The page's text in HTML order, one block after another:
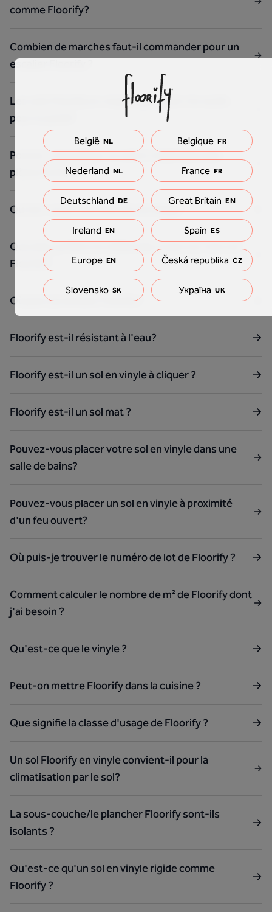
comme Floorify?
Combien de marches faut-il commander pour un
escalier Floorify ?
Les sols Floorify en vinyle rigide sont-ils nocifs
pour la santé?
Pouvez-vous placer un sol en vinyle dans des
pièces humides?
Qu'est-ce qu'une toile de carrelage?
Que dois-je faire si j'utilise des roues sur mon sol
Floorify ?
Où puis-je acheter Floorify ?
Floorify est-il résistant à l'eau?
Floorify est-il un sol en vinyle à cliquer ?
Floorify est-il un sol mat ?
Pouvez-vous placer votre sol en vinyle dans une
salle de bains?
Pouvez-vous placer un sol en vinyle à proximité
d'un feu ouvert?
Où puis-je trouver le numéro de lot de Floorify ?
Comment calculer le nombre de m² de Floorify dont
j'ai besoin ?
Qu'est-ce que le vinyle ?
Peut-on mettre Floorify dans la cuisine ?
Que signifie la classe d'usage de Floorify ?
Un sol Floorify en vinyle convient-il pour la
climatisation par le sol?
La sous-couche/le plancher Floorify sont-ils
isolants ?
Qu'est-ce qu'un sol en vinyle rigide comme
Floorify ?
België NL Belgique FR
Nederland NL France FR
Deutschland DE Great Britain EN
Ireland EN Spain ES
Europe EN Česká republika CZ
Slovensko SK Україна UK